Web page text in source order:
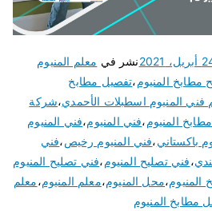
2021 نشر في معلم المنيوم
مطابخ المنيوم،تفصيل مطابخ
فني المنيوم اسطبلات الأحمدي،شركة
المنيوم،فني المنيوم،فني المنيوم
باكستاني،فني المنيوم رخيص،فني
،فني تصليح المنيوم،فني تصليح المنيوم
المنيوم،محل المنيوم،معلم المنيوم،معلم
مطابخ المنيوم